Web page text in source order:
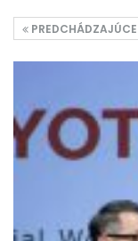
PREDCHÁDZAJÚCE